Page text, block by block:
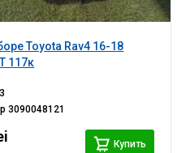
Toyota Rav4 16-18
117к
3090048121
Купить